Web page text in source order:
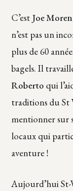
C’est Joe
n’est pas un
plus de 60
bagels. Il
Roberto qui
traditions du St
mentionner sur
locaux qui
aventure !
Aujourd’hui St-